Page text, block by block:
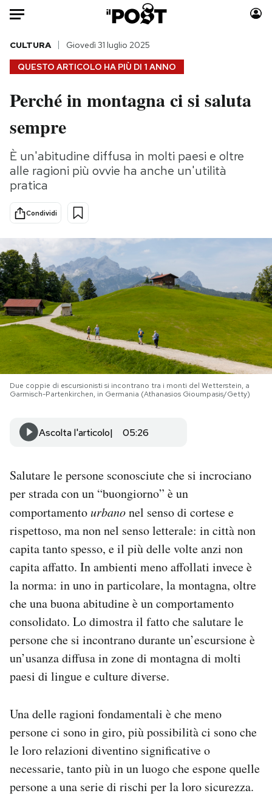
Auto
HOME
Italia
Politica
Tecnologia
Internet
Scienza
Cultura
Economia
Sport
Moda
Storie/Idee
Ok Boomer!
Mondiali calcio 2026
PODCAST
NEWSLETTER
I MIEI PREFERITI
AREA PERSONALE
Newsletter
Notifiche mobile
Regala il Post
Hai bisogno di aiuto?
Esci
QUESTO ARTICOLO HA PIÙ DI 1 ANNO
CULTURA Giovedì 31 luglio 2025
Perché in montagna ci si saluta
sempre
È un'abitudine diffusa in molti paesi e oltre
alle ragioni più ovvie ha anche un'utilità
pratica
Condividi
Due coppie di escursionisti si incontrano tra i monti del Wetterstein, a
Garmisch-Partenkirchen, in Germania (Athanasios Gioumpasis/Getty)
Ascolta l'articolo 05:26
Salutare le persone sconosciute che si incrociano
per strada con un “buongiorno” è un
comportamentourbanonel senso di cortese e
rispettoso, ma non nel senso letterale: in città non
capita tanto spesso, e il più delle volte anzi non
capita affatto. In ambienti meno affollati invece è
la norma: in uno in particolare, la montagna, oltre
che una buona abitudine è un comportamento
consolidato. Lo dimostra il fatto che salutare le
persone che si incontrano durante un’escursione è
un’usanza diffusa in zone di montagna di molti
paesi di lingue e culture diverse.
Una delle ragioni fondamentali è che meno
persone ci sono in giro, più possibilità ci sono che
le loro relazioni diventino significative o
necessarie, tanto più in un luogo che espone quelle
persone a una serie di rischi per la loro sicurezza.